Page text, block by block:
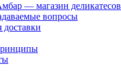
— магазин деликатесов
вопросы
доставки